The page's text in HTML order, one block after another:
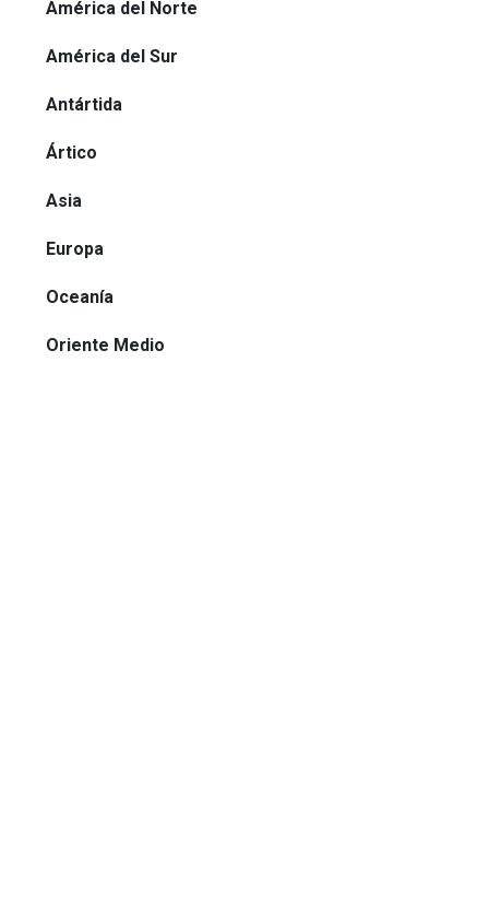
América del Norte
América del Sur
Antártida
Ártico
Asia
Europa
Oceanía
Oriente Medio